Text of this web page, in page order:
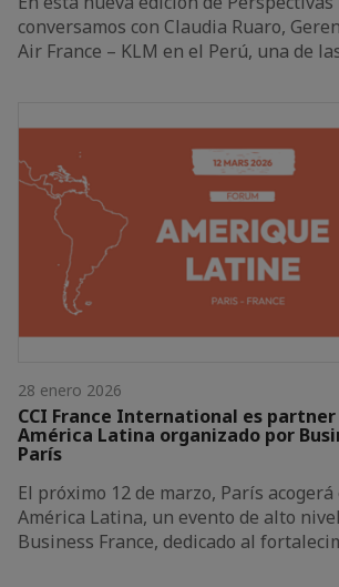
conversamos con Claudia Ruaro,
Air France – KLM en el Perú, una de
28 enero 2026
CCI France International es partner
América Latina organizado por
París
El próximo 12 de marzo, París acogerá
América Latina, un evento de alto
Business France, dedicado al